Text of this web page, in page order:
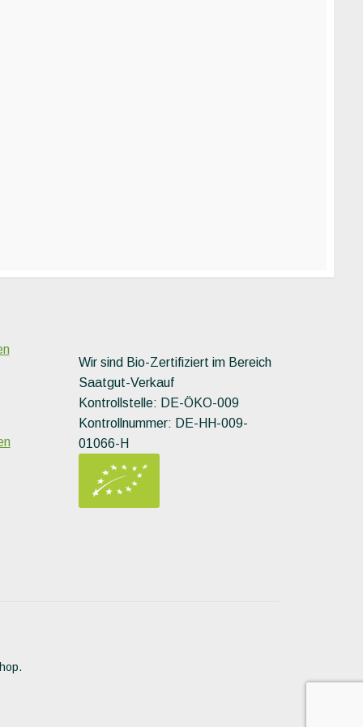
Wir sind Bio-Zertifiziert im Bereich
Saatgut-Verkauf
Kontrollstelle: DE-ÖKO-009
Kontrollnummer: DE-HH-009-
01066-H